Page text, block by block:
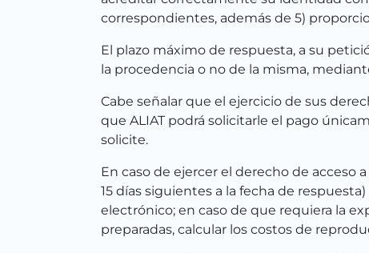
correspondientes, además de 5)
El plazo máximo de respuesta, a su
la procedencia o no de la misma,
Cabe señalar que el ejercicio de sus
que ALIAT podrá solicitarle el pago
solicite.
En caso de ejercer el derecho de acceso
15 días siguientes a la fecha de
electrónico; en caso de que requiera la
preparadas, calcular los costos de